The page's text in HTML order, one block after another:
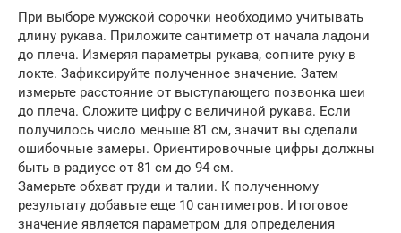
При выборе мужской сорочки необходимо учитывать
длину рукава. Приложите сантиметр от начала ладони
до плеча. Измеряя параметры рукава, согните руку в
локте. Зафиксируйте полученное значение. Затем
измерьте расстояние от выступающего позвонка шеи
до плеча. Сложите цифру с величиной рукава. Если
получилось число меньше 81 см, значит вы сделали
ошибочные замеры. Ориентировочные цифры должны
быть в радиусе от 81 см до 94 см.
Замерьте обхват груди и талии. К полученному
результату добавьте еще 10 сантиметров. Итоговое
значение является параметром для определения